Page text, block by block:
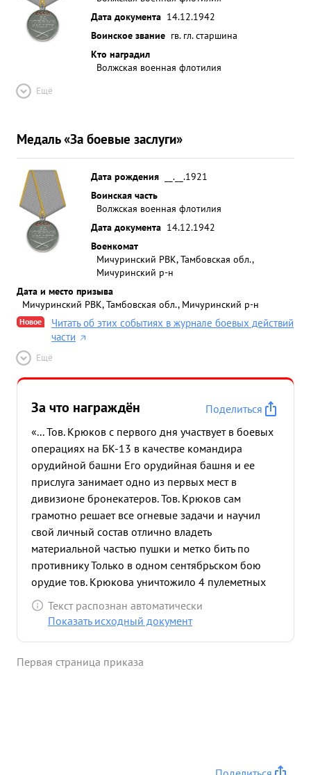
Дата документа 14.12.1942
Воинское звание гв. гл. старшина
Кто наградил
Волжская военная флотилия
Ещё
Медаль «За боевые заслуги»
Дата рождения
__.__.1921
Воинская часть
Волжская военная флотилия
Дата документа 14.12.1942
Военкомат
Мичуринский РВК, Тамбовская обл.,
Мичуринский р-н
Дата и место призыва
Мичуринский РВК, Тамбовская обл., Мичуринский р-н
Новое
Читать об этих событиях в журнале боевых действий
части
Ещё
За что награждён
Поделиться
«... Тов. Крюков с первого дня участвует в боевых
операциях на БК-13 в качестве командира
орудийной башни Его орудийная башня и ее
прислуга занимает одно из первых мест в
дивизионе бронекатеров. Тов. Крюков сам
грамотно решает все огневые задачи и научил
свой личный состав отлично владеть
материальной частью пушки и метко бить по
противнику Только в одном сентябрьском бою
орудие тов. Крюкова уничтожило 4 пулеметных
точки противника. В ночь с 23 на 24.11.42г когда
БК-13 выполнял одну из самых трудных и
"БАРРИКАДЫ" тов. Крюков еще раз показал свою
Текст распознан автоматически
Показать исходный документ
Первая страница приказа